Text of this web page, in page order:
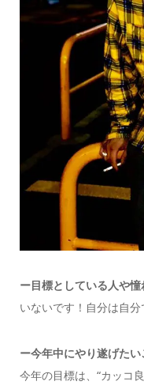
ー目標としている人や
いないです！自分は自
ー今年中にやり遂げた
今年の目標は、“カッコ